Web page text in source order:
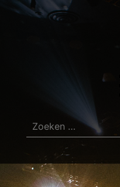
Zoeken
naar: